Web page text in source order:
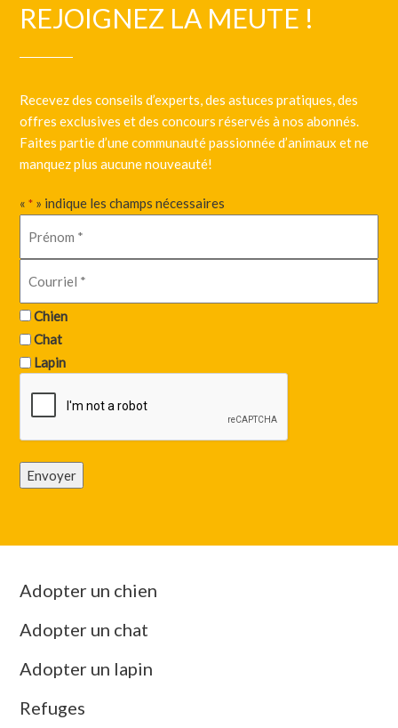
REJOIGNEZ LA MEUTE !
Recevez des conseils d’experts, des astuces pratiques, des
offres exclusives et des concours réservés à nos abonnés.
Faites partie d’une communauté passionnée d’animaux et ne
manquez plus aucune nouveauté!
«* » indique les champs nécessaires
Chien
Chat
Lapin
Envoyer
Adopter un chien
Adopter un chat
Adopter un lapin
Refuges